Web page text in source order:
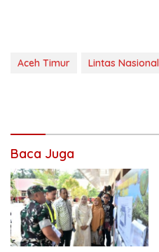
Aceh Timur Lintas Nasional
Baca Juga